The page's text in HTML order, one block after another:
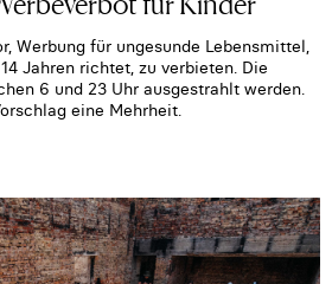
Werbung für ungesunde Lebensmittel,
Jahren richtet, zu verbieten. Die
6 und 23 Uhr ausgestrahlt werden.
eine Mehrheit.